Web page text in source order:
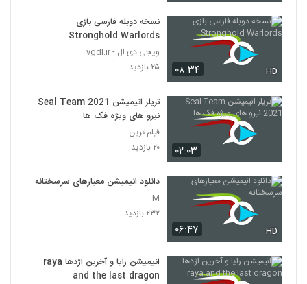
۰۸:۳۴ HD
نسخه دوبله فارسی بازی
Stronghold Warlords
ویجی دی ال - vgdl.ir
۲۵ بازدید
۰۲:۰۳
تریلر انیمیشن Seal Team 2021
نیرو های ویژه فک ها
فیلم ترین
۲۰ بازدید
۰۶:۴۷ HD
دانلود انیمیشن معیارهای سرسختانه
M
۲۳۲ بازدید
انیمیشن رایا و آخرین اژدها raya
and the last dragon